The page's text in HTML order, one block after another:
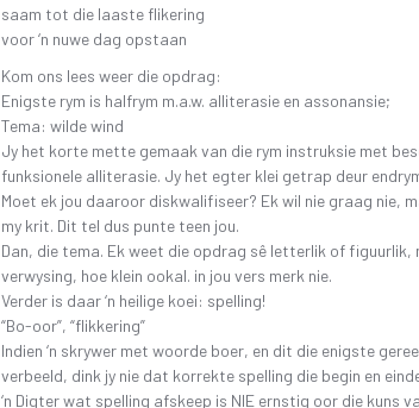
saam tot die laaste flikering
voor ‘n nuwe dag opstaan
Kom ons lees weer die opdrag:
Enigste rym is halfrym m.a.w. alliterasie en assonansie;
Tema: wilde wind
Jy het korte mette gemaak van die rym instruksie met
funksionele alliterasie. Jy het egter klei getrap deur
Moet ek jou daaroor diskwalifiseer? Ek wil nie graag nie,
my krit. Dit tel dus punte teen jou.
Dan, die tema. Ek weet die opdrag sê letterlik of figuurlik,
verwysing, hoe klein ookal. in jou vers merk nie.
Verder is daar ‘n heilige koei: spelling!
“Bo-oor”, “flikkering”
Indien ‘n skrywer met woorde boer, en dit die enigste
verbeeld, dink jy nie dat korrekte spelling die begin en
‘n Digter wat spelling afskeep is NIE ernstig oor die kuns